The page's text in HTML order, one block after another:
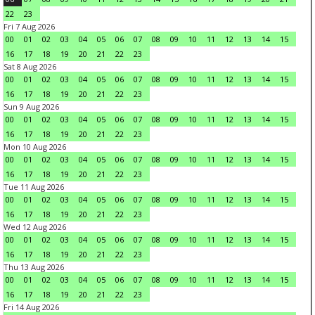
22
23
Fri 7 Aug 2026
00
01 02 03 04 05 06 07 08 09 10 11 12 13 14
15
16
17 18 19 20 21 22
23
Sat 8 Aug 2026
00
01 02 03 04 05 06 07 08 09 10 11 12 13 14
15
16
17 18 19 20 21 22
23
Sun 9 Aug 2026
00
01 02 03 04 05 06 07 08 09 10 11 12 13 14
15
16
17 18 19 20 21 22
23
Mon 10 Aug 2026
00
01 02 03 04 05 06 07 08 09 10 11 12 13 14
15
16
17 18 19 20 21 22
23
Tue 11 Aug 2026
00
01 02 03 04 05 06 07 08 09 10 11 12 13 14
15
16
17 18 19 20 21 22
23
Wed 12 Aug 2026
00
01 02 03 04 05 06 07 08 09 10 11 12 13 14
15
16
17 18 19 20 21 22
23
Thu 13 Aug 2026
00
01 02 03 04 05 06 07 08 09 10 11 12 13 14
15
16
17 18 19 20 21 22
23
Fri 14 Aug 2026